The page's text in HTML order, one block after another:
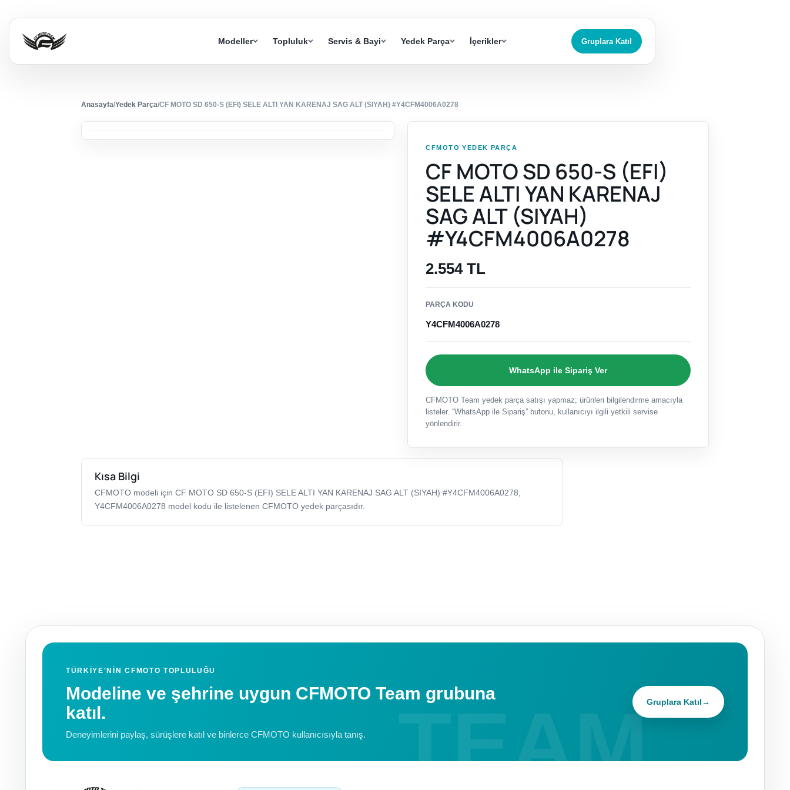
Modeller Topluluk Servis & Bayi Yedek Parça İçerikler Gruplara Katıl
Anasayfa/Yedek Parça/CF MOTO SD 650-S (EFI) SELE ALTI YAN KARENAJ SAG ALT (SIYAH) #Y4CFM4006A0278
CFMOTO YEDEK PARÇA
CF MOTO SD 650-S (EFI)
SELE ALTI YAN KARENAJ
SAG ALT (SIYAH)
#Y4CFM4006A0278
2.554 TL
PARÇA KODU
Y4CFM4006A0278
WhatsApp ile Sipariş Ver
CFMOTO Team yedek parça satışı yapmaz; ürünleri bilgilendirme amacıyla
listeler. “WhatsApp ile Sipariş” butonu, kullanıcıyı ilgili yetkili servise
yönlendirir.
Kısa Bilgi
CFMOTO modeli için CF MOTO SD 650-S (EFI) SELE ALTI YAN KARENAJ SAG ALT (SIYAH) #Y4CFM4006A0278,
Y4CFM4006A0278 model kodu ile listelenen CFMOTO yedek parçasıdır.
TÜRKIYE'NIN CFMOTO TOPLULUĞU
Modeline ve şehrine uygun CFMOTO Team grubuna
katıl.
Deneyimlerini paylaş, sürüşlere katıl ve binlerce CFMOTO kullanıcısıyla tanış.
Gruplara Katıl→